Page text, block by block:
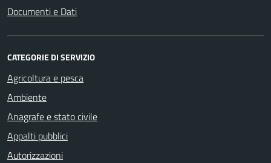
Documenti e Dati
CATEGORIE DI SERVIZIO
Agricoltura e pesca
Ambiente
Anagrafe e stato civile
Appalti pubblici
Autorizzazioni